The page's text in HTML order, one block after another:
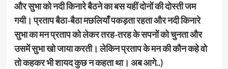
और सुभा को नदी किनारे बैठने का बस यहीं दोनों की दोस्ती जम
गयी। प्रताप बैठा-बैठा मछलियाँ पकड़ता रहता और नदी किनारे
सुभा का मन प्रताप को लेकर तरह-तरह के सपनों को चुनता और
उसमें सुभा खो जाया करती। लेकिन प्रताप के मन की कौन कहे वो
तो कहकर भी शायद कुछ न कहता था। अब आगे..)